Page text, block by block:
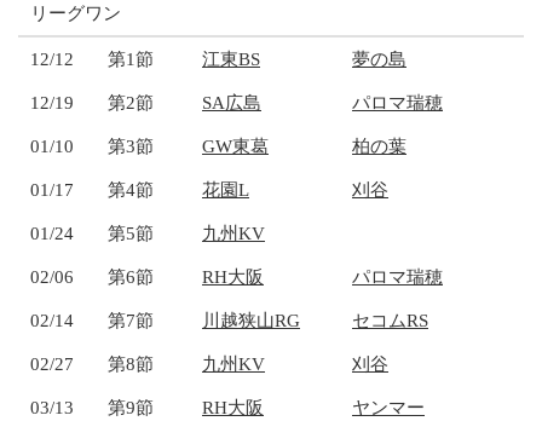
リーグワン
12/12 第1節 江東BS 夢の島
12/19 第2節 SA広島 パロマ瑞穂
01/10 第3節 GW東葛 柏の葉
01/17 第4節 花園L 刈谷
01/24 第5節 九州KV
02/06 第6節 RH大阪 パロマ瑞穂
02/14 第7節 川越狭山RG セコムRS
02/27 第8節 九州KV 刈谷
03/13 第9節 RH大阪 ヤンマー